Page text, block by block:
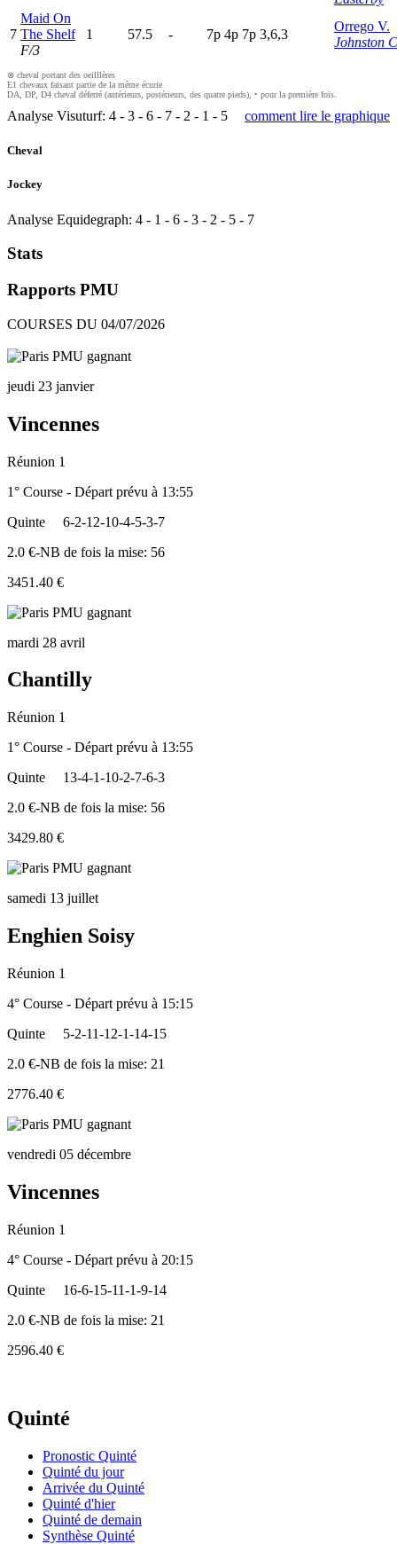
7
Maid On
The Shelf
F/3
1 57.5 - 7p 4p 7p 3,6,3
Orrego V.
Johnston
⊗ cheval portant des oeilllères
E1 chevaux faisant partie de la même écurie
DA, DP, D4 cheval déferré (antérieurs, postérieurs, des quatre pieds), • pour la première fois.
Analyse Visuturf: 4 - 3 - 6 - 7 - 2 - 1 - 5 comment lire le graphique
Cheval
Jockey
Analyse Equidegraph: 4 - 1 - 6 - 3 - 2 - 5 - 7
Stats
Rapports PMU
COURSES DU 04/07/2026
jeudi 23 janvier
Vincennes
Réunion 1
1° Course - Départ prévu à 13:55
Quinte
6-2-12-10-4-5-3-7
2.0 €-NB de fois la mise: 56
3451.40 €
mardi 28 avril
Chantilly
Réunion 1
1° Course - Départ prévu à 13:55
Quinte
13-4-1-10-2-7-6-3
2.0 €-NB de fois la mise: 56
3429.80 €
samedi 13 juillet
Enghien Soisy
Réunion 1
4° Course - Départ prévu à 15:15
Quinte
5-2-11-12-1-14-15
2.0 €-NB de fois la mise: 21
2776.40 €
vendredi 05 décembre
Vincennes
Réunion 1
4° Course - Départ prévu à 20:15
Quinte
16-6-15-11-1-9-14
2.0 €-NB de fois la mise: 21
2596.40 €
Quinté
Pronostic Quinté
Quinté du jour
Arrivée du Quinté
Quinté d'hier
Quinté de demain
Synthèse Quinté